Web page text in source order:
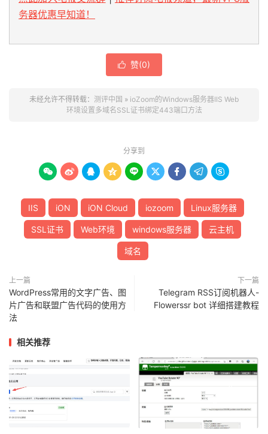
务器优惠早知道！
 赞(0)
未经允许不得转载： 测评中国 » ioZoom的Windows服务器IIS Web
环境设置多域名SSL证书绑定443端口方法
分享到
        
IIS iON iON Cloud iozoom Linux服务器
SSL证书 Web环境 windows服务器 云主机
域名
上一篇
WordPress常用的文字广告、图
片广告和联盟广告代码的使用方
法
下一篇
Telegram RSS订阅机器人-
Flowerssr bot 详细搭建教程
相关推荐